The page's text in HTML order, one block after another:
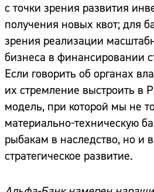
с точки зрения развития
получения новых квот; для
зрения реализации
бизнеса в финансировании
Если говорить об органах
их стремление выстроить в
модель, при которой мы не
материально-техническую
рыбакам в наследство, но и
стратегическое развитие.